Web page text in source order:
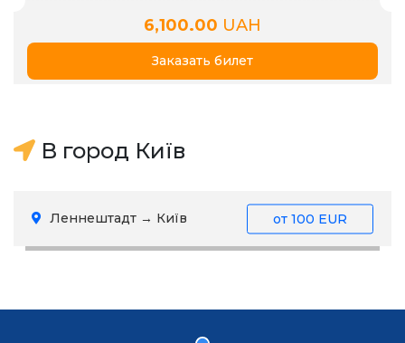
6,100.00 UAH
Заказать билет
В город Київ
Леннештадт → Київ от 100 EUR